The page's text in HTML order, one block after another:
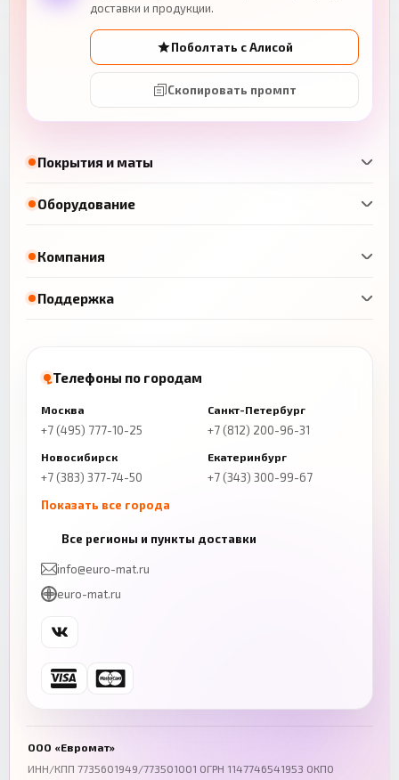
Покрытия и маты
Оборудование
доставки и продукции.
Поболтать с Алисой
Скопировать промпт
Компания
Поддержка
Телефоны по городам
Москва
+7 (495) 777-10-25
Санкт-Петербург
+7 (812) 200-96-31
Новосибирск
+7 (383) 377-74-50
Екатеринбург
+7 (343) 300-99-67
Показать все города
+7 (843) 206-01-30
Челябинск
+7 (343) 300-99-67
Ростов-на-Дону
+7 (863) 333-50-75
Волгоград Омск
Все регионы и пункты доставки
info@euro-mat.ru
euro-mat.ru
ООО «Евромат»
ИНН/КПП 7735601949/773501001 ОГРН 1147746541953 ОКПО